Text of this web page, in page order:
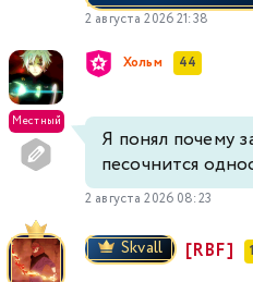
2 августа 2026 21:38
Местный
Хольм 44
Я понял почему
песочнится
2 августа 2026 08:23
Skvall [RBF]